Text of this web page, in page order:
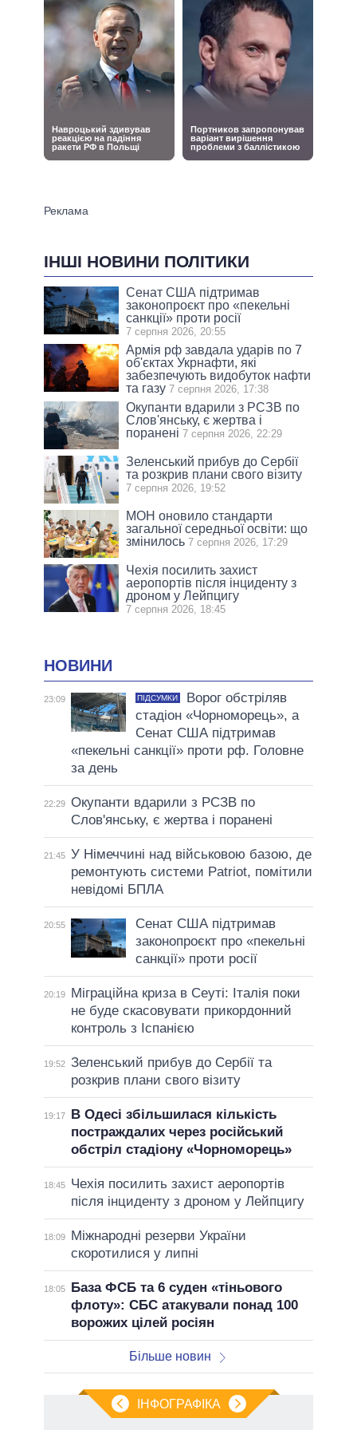
ІНШІ НОВИНИ ПОЛІТИКИ
Сенат США підтримав
законопроєкт про «пекельні
санкції» проти росії
7 серпня 2026, 20:55
Армія рф завдала ударів по 7
об'єктах Укрнафти, які
забезпечують видобуток нафти
та газу 7 серпня 2026, 17:38
Окупанти вдарили з РСЗВ по
Слов'янську, є жертва і
поранені 7 серпня 2026, 22:29
Зеленський прибув до Сербії
та розкрив плани свого візиту
7 серпня 2026, 19:52
МОН оновило стандарти
загальної середньої освіти: що
змінилось 7 серпня 2026, 17:29
Чехія посилить захист
аеропортів після інциденту з
дроном у Лейпцигу
7 серпня 2026, 18:45
НОВИНИ
23:09 ПІДСУМКИ
Ворог обстріляв
стадіон «Чорноморець», а
Сенат США підтримав
«пекельні санкції» проти рф. Головне
за день
22:29 Окупанти вдарили з РСЗВ по
Слов'янську, є жертва і поранені
21:45 У Німеччині над військовою базою, де
ремонтують системи Patriot, помітили
невідомі БПЛА
20:55
Сенат США підтримав
законопроєкт про «пекельні
санкції» проти росії
20:19
Міграційна криза в Сеуті: Італія поки
не буде скасовувати прикордонний
контроль з Іспанією
19:52 Зеленський прибув до Сербії та
розкрив плани свого візиту
19:17
В Одесі збільшилася кількість
постраждалих через російський
обстріл стадіону «Чорноморець»
18:45
Чехія посилить захист аеропортів
після інциденту з дроном у Лейпцигу
18:09
Міжнародні резерви України
скоротилися у липні
18:05
База ФСБ та 6 суден «тіньового
флоту»: СБС атакували понад 100
ворожих цілей росіян
Більше новин
ІНФОГРАФІКА